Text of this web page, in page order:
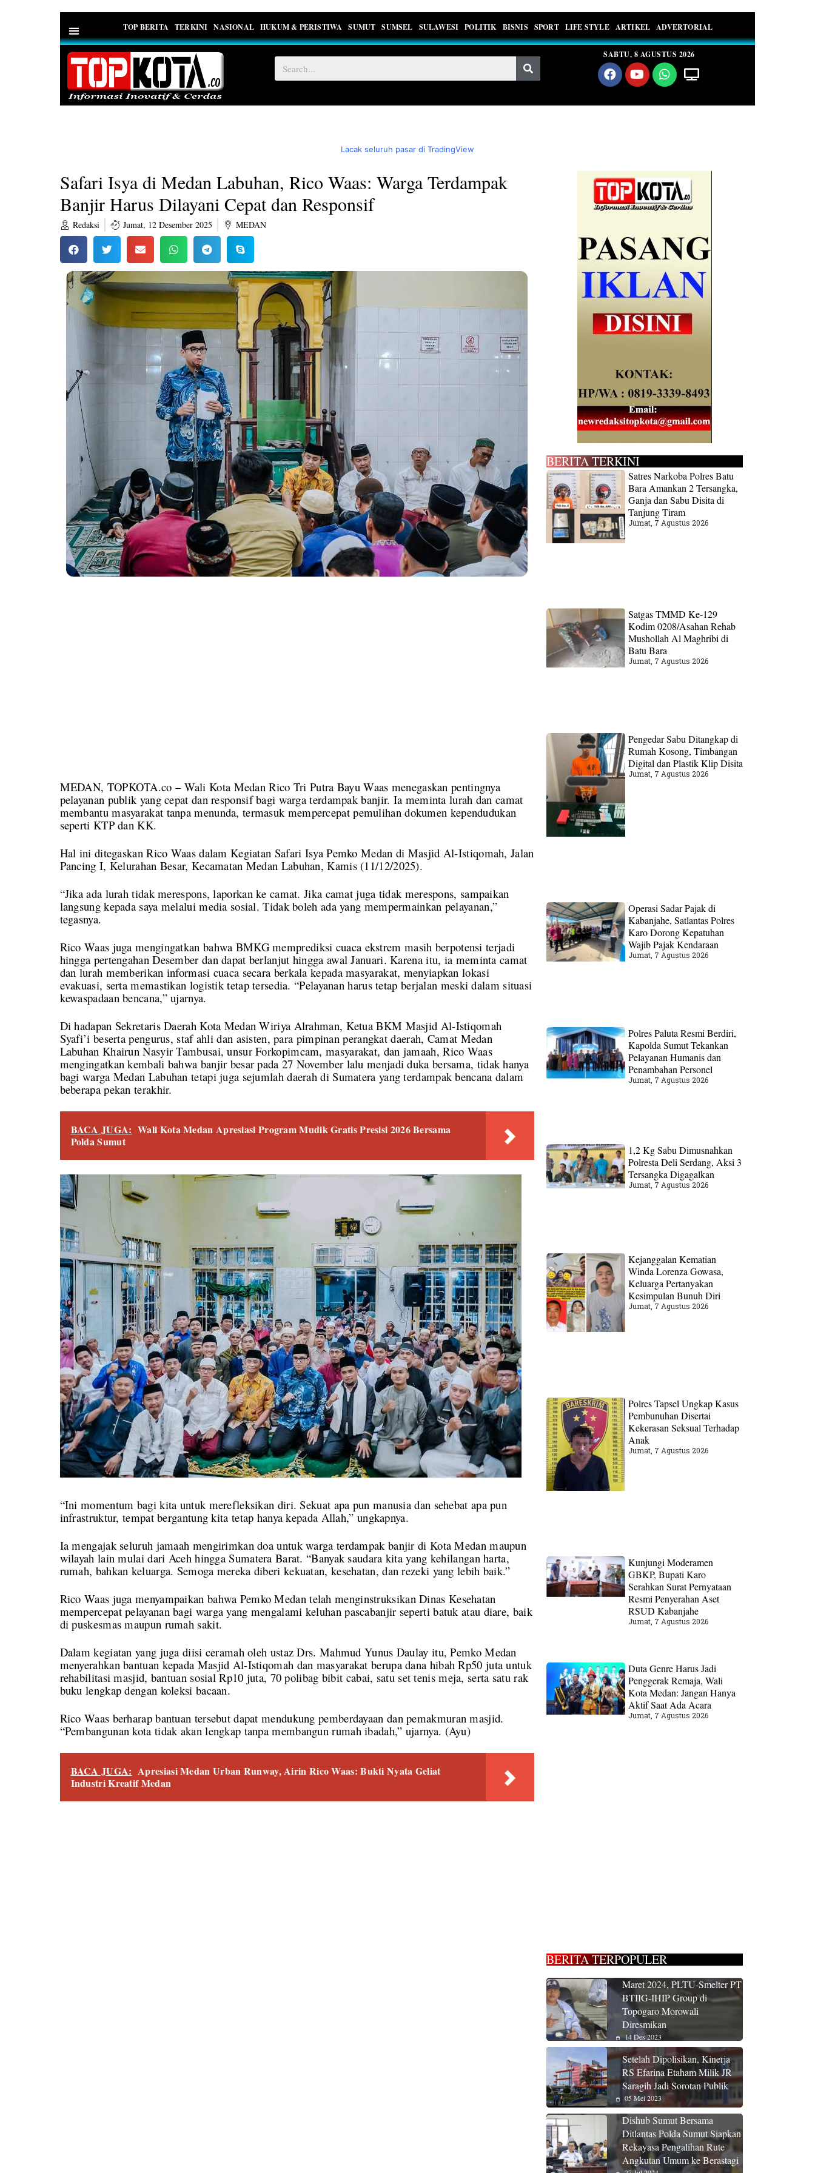
TOP BERITA TERKINI NASIONAL HUKUM & PERISTIWA SUMUT SUMSEL SULAWESI POLITIK BISNIS SPORT LIFE STYLE ARTIKEL ADVERTORIAL
SABTU, 8 AGUSTUS 2026
Lacak seluruh pasar di TradingView
Safari Isya di Medan Labuhan, Rico Waas: Warga Terdampak
Banjir Harus Dilayani Cepat dan Responsif
Redaksi Jumat, 12 Desember 2025 MEDAN
MEDAN, TOPKOTA.co – Wali Kota Medan Rico Tri Putra Bayu Waas menegaskan pentingnya
pelayanan publik yang cepat dan responsif bagi warga terdampak banjir. Ia meminta lurah dan camat
membantu masyarakat tanpa menunda, termasuk mempercepat pemulihan dokumen kependudukan
seperti KTP dan KK.
Hal ini ditegaskan Rico Waas dalam Kegiatan Safari Isya Pemko Medan di Masjid Al-Istiqomah, Jalan
Pancing I, Kelurahan Besar, Kecamatan Medan Labuhan, Kamis (11/12/2025).
“Jika ada lurah tidak merespons, laporkan ke camat. Jika camat juga tidak merespons, sampaikan
langsung kepada saya melalui media sosial. Tidak boleh ada yang mempermainkan pelayanan,”
tegasnya.
Rico Waas juga mengingatkan bahwa BMKG memprediksi cuaca ekstrem masih berpotensi terjadi
hingga pertengahan Desember dan dapat berlanjut hingga awal Januari. Karena itu, ia meminta camat
dan lurah memberikan informasi cuaca secara berkala kepada masyarakat, menyiapkan lokasi
evakuasi, serta memastikan logistik tetap tersedia. “Pelayanan harus tetap berjalan meski dalam situasi
kewaspadaan bencana,” ujarnya.
Di hadapan Sekretaris Daerah Kota Medan Wiriya Alrahman, Ketua BKM Masjid Al-Istiqomah
Syafi’i beserta pengurus, staf ahli dan asisten, para pimpinan perangkat daerah, Camat Medan
Labuhan Khairun Nasyir Tambusai, unsur Forkopimcam, masyarakat, dan jamaah, Rico Waas
mengingatkan kembali bahwa banjir besar pada 27 November lalu menjadi duka bersama, tidak hanya
bagi warga Medan Labuhan tetapi juga sejumlah daerah di Sumatera yang terdampak bencana dalam
beberapa pekan terakhir.
BACA JUGA: Wali Kota Medan Apresiasi Program Mudik Gratis Presisi 2026 Bersama
Polda Sumut
“Ini momentum bagi kita untuk merefleksikan diri. Sekuat apa pun manusia dan sehebat apa pun
infrastruktur, tempat bergantung kita tetap hanya kepada Allah,” ungkapnya.
Ia mengajak seluruh jamaah mengirimkan doa untuk warga terdampak banjir di Kota Medan maupun
wilayah lain mulai dari Aceh hingga Sumatera Barat. “Banyak saudara kita yang kehilangan harta,
rumah, bahkan keluarga. Semoga mereka diberi kekuatan, kesehatan, dan rezeki yang lebih baik.”
Rico Waas juga menyampaikan bahwa Pemko Medan telah menginstruksikan Dinas Kesehatan
mempercepat pelayanan bagi warga yang mengalami keluhan pascabanjir seperti batuk atau diare, baik
di puskesmas maupun rumah sakit.
Dalam kegiatan yang juga diisi ceramah oleh ustaz Drs. Mahmud Yunus Daulay itu, Pemko Medan
menyerahkan bantuan kepada Masjid Al-Istiqomah dan masyarakat berupa dana hibah Rp50 juta untuk
rehabilitasi masjid, bantuan sosial Rp10 juta, 70 polibag bibit cabai, satu set tenis meja, serta satu rak
buku lengkap dengan koleksi bacaan.
Rico Waas berharap bantuan tersebut dapat mendukung pemberdayaan dan pemakmuran masjid.
“Pembangunan kota tidak akan lengkap tanpa membangun rumah ibadah,” ujarnya. (Ayu)
BACA JUGA: Apresiasi Medan Urban Runway, Airin Rico Waas: Bukti Nyata Geliat
Industri Kreatif Medan
BERITA TERKINI
Satres Narkoba Polres Batu
Bara Amankan 2 Tersangka,
Ganja dan Sabu Disita di
Tanjung Tiram
Jumat, 7 Agustus 2026
Satgas TMMD Ke-129
Kodim 0208/Asahan Rehab
Mushollah Al Maghribi di
Batu Bara
Jumat, 7 Agustus 2026
Pengedar Sabu Ditangkap di
Rumah Kosong, Timbangan
Digital dan Plastik Klip Disita
Jumat, 7 Agustus 2026
Operasi Sadar Pajak di
Kabanjahe, Satlantas Polres
Karo Dorong Kepatuhan
Wajib Pajak Kendaraan
Jumat, 7 Agustus 2026
Polres Paluta Resmi Berdiri,
Kapolda Sumut Tekankan
Pelayanan Humanis dan
Penambahan Personel
Jumat, 7 Agustus 2026
1,2 Kg Sabu Dimusnahkan
Polresta Deli Serdang, Aksi 3
Tersangka Digagalkan
Jumat, 7 Agustus 2026
Kejanggalan Kematian
Winda Lorenza Gowasa,
Keluarga Pertanyakan
Kesimpulan Bunuh Diri
Jumat, 7 Agustus 2026
Polres Tapsel Ungkap Kasus
Pembunuhan Disertai
Kekerasan Seksual Terhadap
Anak
Jumat, 7 Agustus 2026
Kunjungi Moderamen
GBKP, Bupati Karo
Serahkan Surat Pernyataan
Resmi Penyerahan Aset
RSUD Kabanjahe
Jumat, 7 Agustus 2026
Duta Genre Harus Jadi
Penggerak Remaja, Wali
Kota Medan: Jangan Hanya
Aktif Saat Ada Acara
Jumat, 7 Agustus 2026
BERITA TERPOPULER
Maret 2024, PLTU-Smelter PT
BTIIG-IHIP Group di
Topogaro Morowali
Diresmikan
14 Des 2023
Setelah Dipolisikan, Kinerja
RS Efarina Etaham Milik JR
Saragih Jadi Sorotan Publik
05 Mei 2023
Dishub Sumut Bersama
Ditlantas Polda Sumut Siapkan
Rekayasa Pengalihan Rute
Angkutan Umum ke Berastagi